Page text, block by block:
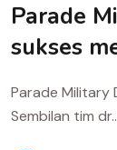
Parade
sukses
Parade Military
Sembilan tim